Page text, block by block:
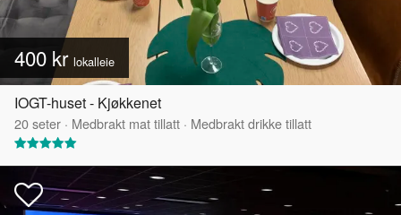
400 kr lokalleie
IOGT-huset - Kjøkkenet
20seter · Medbrakt mat tillatt · Medbrakt drikke tillatt